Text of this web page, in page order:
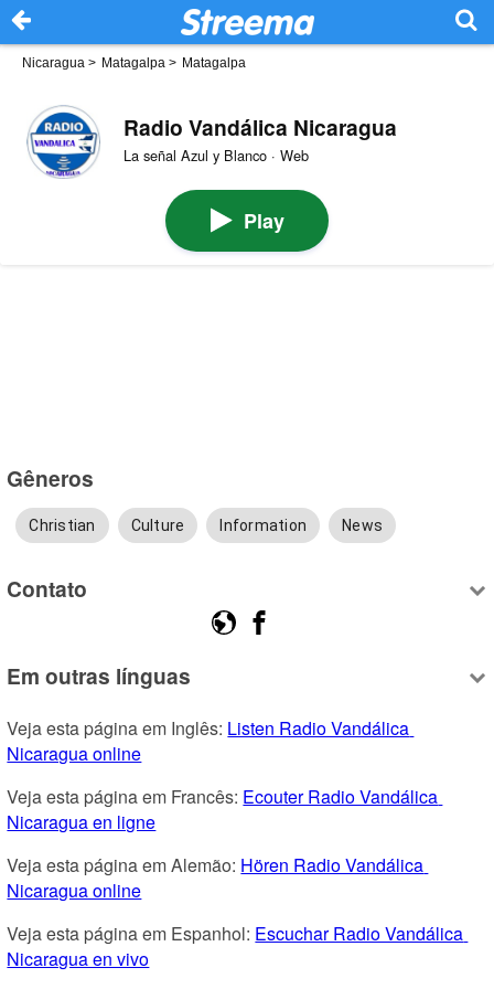
Nicaragua > Matagalpa > Matagalpa
Radio Vandálica Nicaragua
La señal Azul y Blanco · Web
Play
Gêneros
Christian Culture Information News
Contato
Em outras línguas
Veja esta página em Inglês: Listen Radio Vandálica
Nicaragua online
Veja esta página em Francês: Ecouter Radio Vandálica
Nicaragua en ligne
Veja esta página em Alemão: Hören Radio Vandálica
Nicaragua online
Veja esta página em Espanhol: Escuchar Radio Vandálica
Nicaragua en vivo